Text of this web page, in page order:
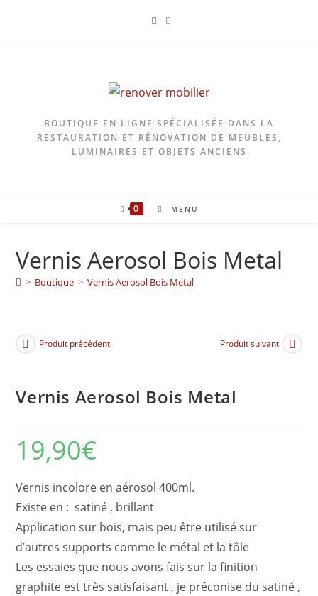
BOUTIQUE EN LIGNE SPÉCIALISÉE DANS LA
RESTAURATION ET RÉNOVATION DE MEUBLES,
LUMINAIRES ET OBJETS ANCIENS
0 MENU
Vernis Aerosol Bois Metal
> Boutique > Vernis Aerosol Bois Metal
Produit précédent Produit suivant
Vernis Aerosol Bois Metal
19,90€
Vernis incolore en aérosol 400ml.
Existe en : satiné , brillant
Application sur bois, mais peu être utilisé sur
d’autres supports comme le métal et la tôle
Les essaies que nous avons fais sur la finition
graphite est très satisfaisant , je préconise du satiné ,